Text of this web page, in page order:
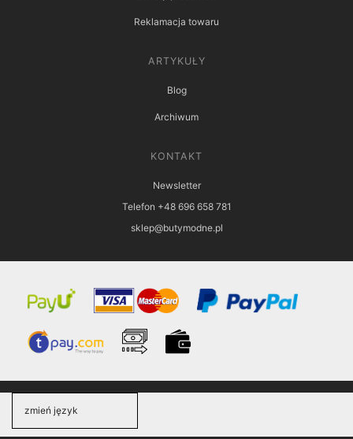
Reklamacja towaru
ARTYKUŁY
Blog
Archiwum
KONTAKT
Newsletter
Telefon +48 696 658 781
sklep@butymodne.pl
zmień język